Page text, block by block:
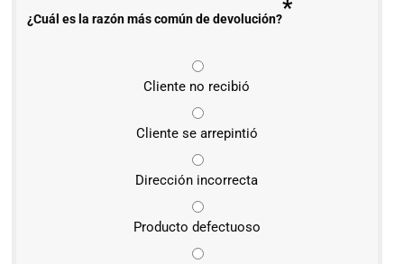
¿Cuál es la razón más común de devolución?*
Cliente no recibió
Cliente se arrepintió
Dirección incorrecta
Producto defectuoso